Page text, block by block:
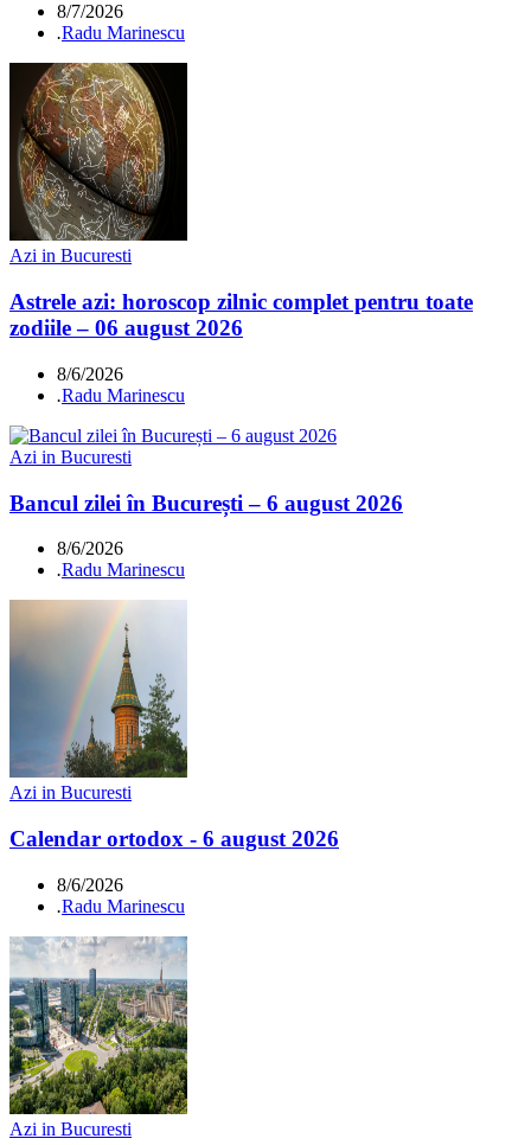
8/7/2026
.Radu Marinescu
Azi in Bucuresti
Astrele azi: horoscop zilnic complet pentru toate
zodiile – 06 august 2026
8/6/2026
.Radu Marinescu
Azi in Bucuresti
Bancul zilei în București – 6 august 2026
8/6/2026
.Radu Marinescu
Azi in Bucuresti
Calendar ortodox - 6 august 2026
8/6/2026
.Radu Marinescu
Azi in Bucuresti